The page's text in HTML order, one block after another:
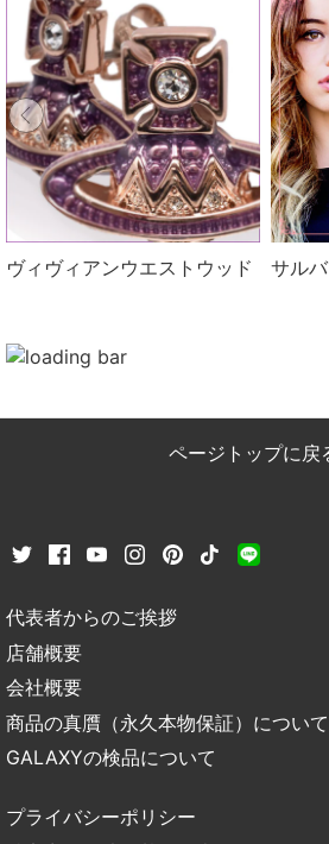
ヴィヴィアンウエストウッド サル
ページトップに戻
代表者からのご挨拶
店舗概要
会社概要
商品の真贋（永久本物保証）について
GALAXYの検品について
プライバシーポリシー